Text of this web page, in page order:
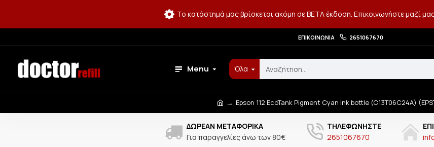
Το κατάστημά μας βρίσκεται ακόμη σε BETA έκδοση. Επικοινωνήστε μαζί
ΕΠΙΚΟΙΝΩΝΊΑ 2651067670
Menu Όλα
Epson 112 EcoTank Pigment Cyan ink bottle (C13T06C24A)
ΔΩΡΕΆΝ ΜΕΤΑΦΟΡΙΚΆ
Για παραγγελίες άνω των 80€
ΤΗΛΕΦΩΝΉΣΤΕ
2651067670